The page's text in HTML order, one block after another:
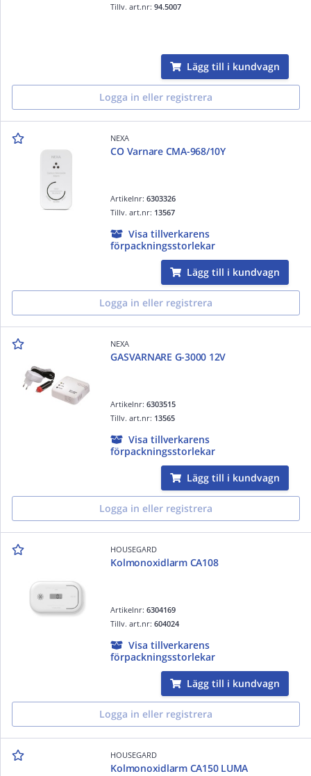
Tillv. art.nr:94.5007
Lägg till i kundvagn
Logga in eller registrera
NEXA
CO Varnare CMA-968/10Y
Artikelnr:6303326
Tillv. art.nr: 13567
Visa tillverkarens
förpackningsstorlekar
Lägg till i kundvagn
Logga in eller registrera
NEXA
GASVARNARE G-3000 12V
Artikelnr:6303515
Tillv. art.nr: 13565
Visa tillverkarens
förpackningsstorlekar
Lägg till i kundvagn
Logga in eller registrera
HOUSEGARD
Kolmonoxidlarm CA108
Artikelnr:6304169
Tillv. art.nr:604024
Visa tillverkarens
förpackningsstorlekar
Lägg till i kundvagn
Logga in eller registrera
HOUSEGARD
Kolmonoxidlarm CA150 LUMA